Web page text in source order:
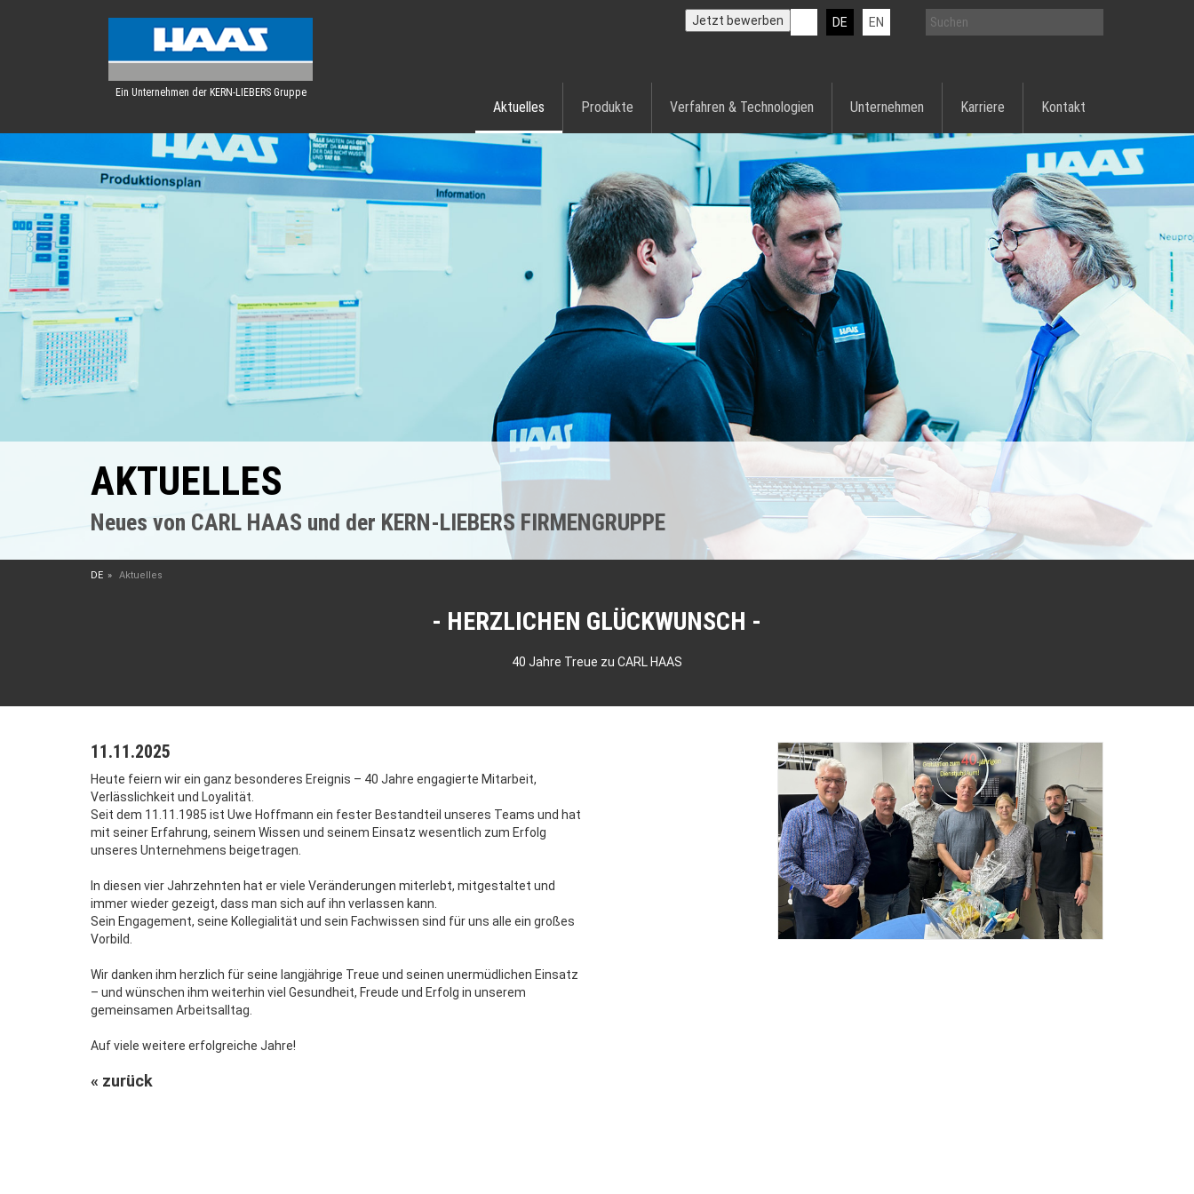
Ein Unternehmen der KERN-LIEBERS Gruppe
DE EN
Jetzt bewerben
Aktuelles Produkte Verfahren & Technologien Unternehmen Karriere Kontakt
AKTUELLES
Neues von CARL HAAS und der KERN-LIEBERS FIRMENGRUPPE
DE Aktuelles
HERZLICHEN GLÜCKWUNSCH
40 Jahre Treue zu CARL HAAS
11.11.2025
Heute feiern wir ein ganz besonderes Ereignis – 40 Jahre engagierte Mitarbeit,
Verlässlichkeit und Loyalität.
Seit dem 11.11.1985 ist Uwe Hoffmann ein fester Bestandteil unseres Teams und hat
mit seiner Erfahrung, seinem Wissen und seinem Einsatz wesentlich zum Erfolg
unseres Unternehmens beigetragen.
In diesen vier Jahrzehnten hat er viele Veränderungen miterlebt, mitgestaltet und
immer wieder gezeigt, dass man sich auf ihn verlassen kann.
Sein Engagement, seine Kollegialität und sein Fachwissen sind für uns alle ein großes
Vorbild.
Wir danken ihm herzlich für seine langjährige Treue und seinen unermüdlichen Einsatz
– und wünschen ihm weiterhin viel Gesundheit, Freude und Erfolg in unserem
gemeinsamen Arbeitsalltag.
Auf viele weitere erfolgreiche Jahre!
« zurück